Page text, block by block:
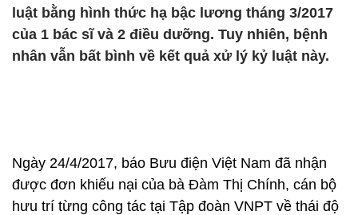
luật bằng hình thức hạ bậc lương tháng 3/2017
của 1 bác sĩ và 2 điều dưỡng. Tuy nhiên, bệnh
nhân vẫn bất bình về kết quả xử lý kỷ luật này.
Ngày 24/4/2017, báo Bưu điện Việt Nam đã nhận
được đơn khiếu nại của bà Đàm Thị Chính, cán bộ
hưu trí từng công tác tại Tập đoàn VNPT về thái độ